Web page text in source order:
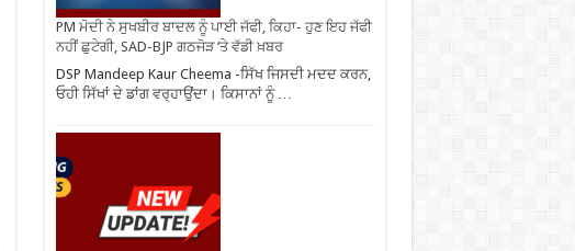
PM ਮੋਦੀ ਨੇ ਸੁਖਬੀਰ ਬਾਦਲ ਨੂੰ ਪਾਈ ਜੱਫੀ, ਕਿਹਾ- ਹੁਣ ਇਹ ਜੱਫੀ
ਨਹੀਂ ਛੁਟੇਗੀ, SAD-BJP ਗਠਜੋੜ ‘ਤੇ ਵੱਡੀ ਖ਼ਬਰ
DSP Mandeep Kaur Cheema -ਸਿੱਖ ਜਿਸਦੀ ਮਦਦ ਕਰਨ,
ਓਹੀ ਸਿੱਖਾਂ ਦੇ ਡਾਂਗ ਵਰ੍ਹਾਉਂਦਾ। ਕਿਸਾਨਾਂ ਨੂੰ …